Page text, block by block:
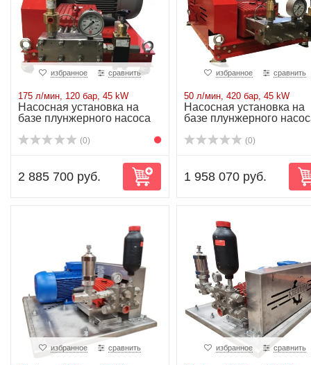
избранное сравнить
175 л/мин, 120 бар, 45 kW
Насосная установка на
базе плунжерного насоса
(0)
2 885 700 руб.
избранное сравнить
50 л/мин, 420 бар, 45 kW
Насосная установка на
базе плунжерного
(0)
1 958 070 руб.
избранное сравнить избранное сравнить